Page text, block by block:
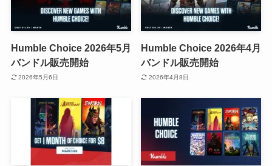
Humble Choice 2026年5月
バンドル販売開始
2026年5月6日
Humble Choice 2026年4月
バンドル販売開始
2026年4月8日